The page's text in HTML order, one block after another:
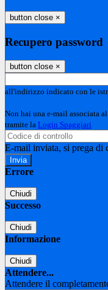
button close ×
Recupero password
button close ×
all'indirizzo indicato con le
Non hai una e-mail associata
tramite la Login Spaggiari
E-mail inviata, si prega di
Errore
Chiudi
Successo
Chiudi
Informazione
Chiudi
Attendere...
Attendere il